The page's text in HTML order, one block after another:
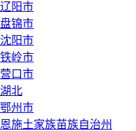
辽阳市
盘锦市
沈阳市
铁岭市
营口市
湖北
鄂州市
恩施土家族苗族自治州